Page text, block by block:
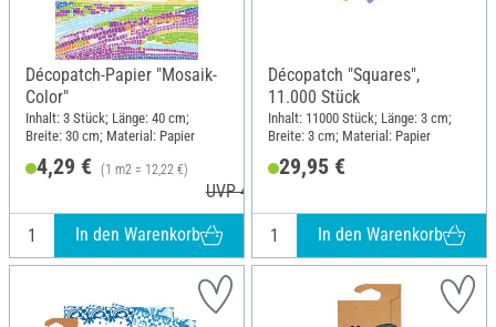
Décopatch-Papier "Mosaik-
Color"
Inhalt: 3 Stück; Länge: 40 cm;
Breite: 30 cm; Material: Papier
4,29 € (1 m2 = 12,22 €)
UVP 4,60 €
In den Warenkorb
Décopatch "Squares",
11.000 Stück
Inhalt: 11000 Stück; Länge: 3 cm;
Breite: 3 cm; Material: Papier
29,95 €
In den Warenkorb